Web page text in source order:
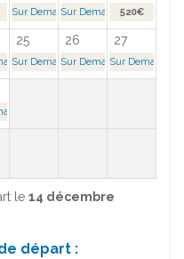
Sur Demande >Sur Demande >520€
25 26 27
>
Sur Demande >Sur Demande >Sur Demande >
>
le 14 décembre
départ :